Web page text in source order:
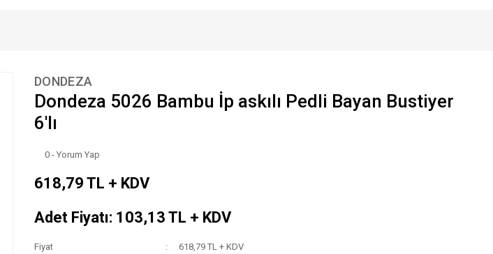
DONDEZA
Dondeza 5026 Bambu İp askılı Pedli Bayan Bustiyer
6'lı
0 - Yorum Yap
618,79 TL + KDV
Adet Fiyatı: 103,13 TL + KDV
Fiyat
618,79 TL + KDV